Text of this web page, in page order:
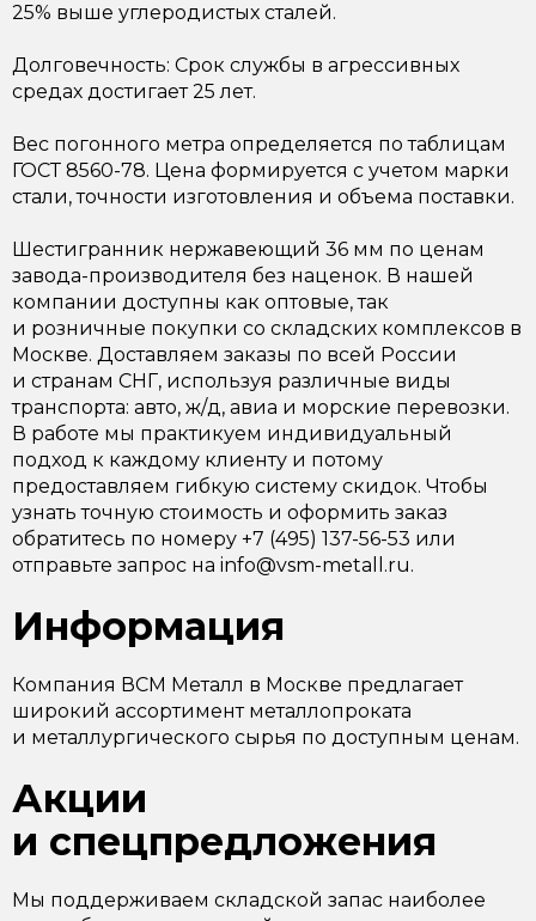
25% выше углеродистых сталей.
Долговечность: Срок службы в агрессивных
средах достигает 25 лет.
Вес погонного метра определяется по таблицам
ГОСТ 8560-78. Цена формируется с учетом марки
стали, точности изготовления и объема поставки.
Шестигранник нержавеющий 36 мм по ценам
завода-производителя без наценок. В нашей
компании доступны как оптовые, так
и розничные покупки со складских комплексов в
Москве. Доставляем заказы по всей России
и странам СНГ, используя различные виды
транспорта: авто, ж/д, авиа и морские перевозки.
В работе мы практикуем индивидуальный
подход к каждому клиенту и потому
предоставляем гибкую систему скидок. Чтобы
узнать точную стоимость и оформить заказ
обратитесь по номеру +7 (495) 137-56-53 или
отправьте запрос на info@vsm-metall.ru.
Информация
Компания ВСМ Металл в Москве предлагает
широкий ассортимент металлопроката
и металлургического сырья по доступным ценам.
Акции
и спецпредложения
Мы поддерживаем складской запас наиболее